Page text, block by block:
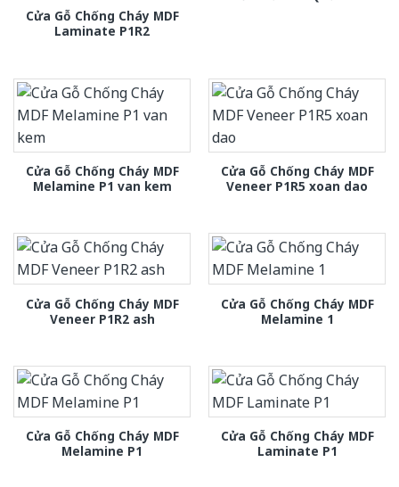
Cửa Gỗ Chống Cháy MDF
Laminate P1R2
Cửa Gỗ Chống Cháy MDF
Melamine P1 van kem
Cửa Gỗ Chống Cháy MDF
Veneer P1R5 xoan dao
Cửa Gỗ Chống Cháy MDF
Veneer P1R2 ash
Cửa Gỗ Chống Cháy MDF
Melamine 1
Cửa Gỗ Chống Cháy MDF
Melamine P1
Cửa Gỗ Chống Cháy MDF
Laminate P1